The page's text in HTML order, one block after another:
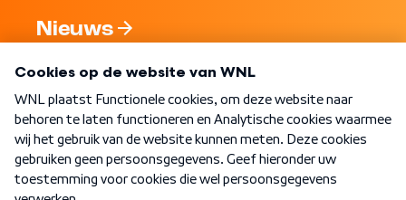
Nieuws
Nieuwsbrief
Word Lid